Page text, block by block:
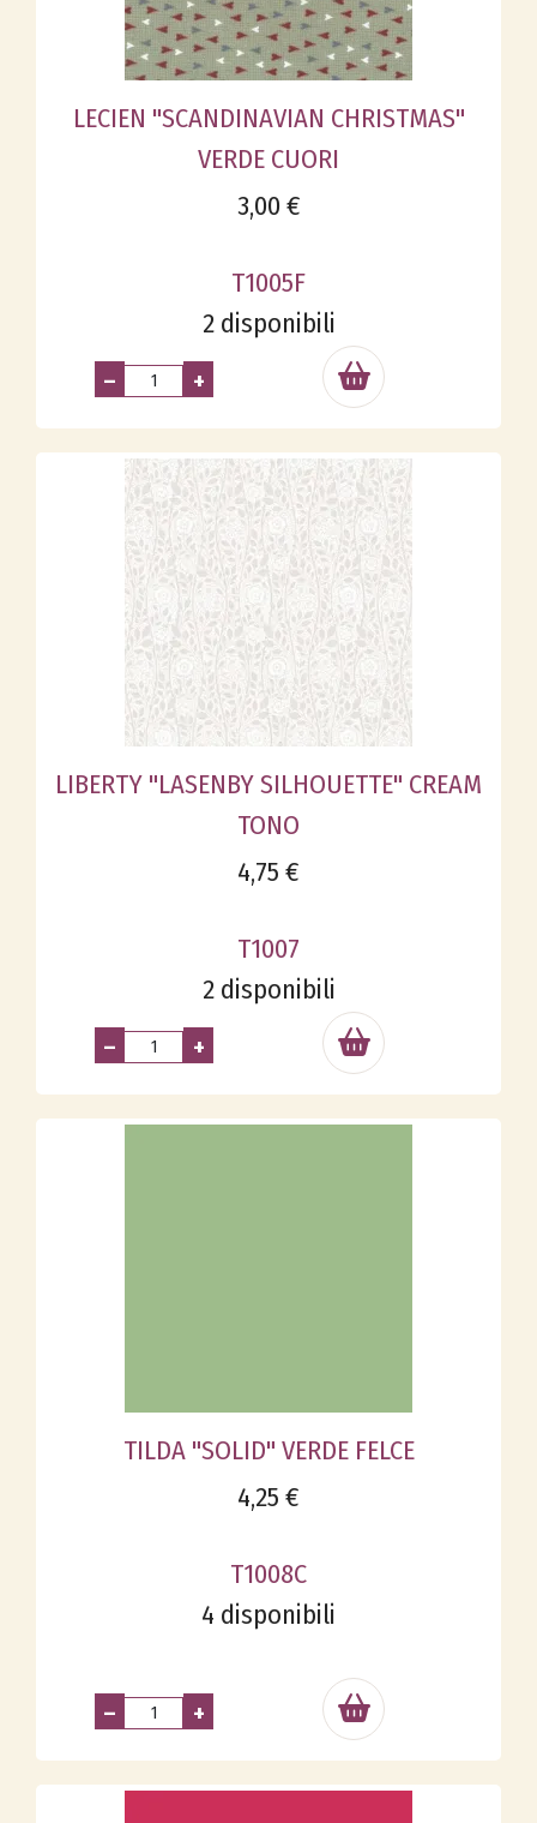
LECIEN "SCANDINAVIAN CHRISTMAS"
VERDE CUORI
3,00 €
T1005F
2 disponibili
– +
LIBERTY "LASENBY SILHOUETTE" CREAM
TONO
4,75 €
T1007
2 disponibili
– +
TILDA "SOLID" VERDE FELCE
4,25 €
T1008C
4 disponibili
– +